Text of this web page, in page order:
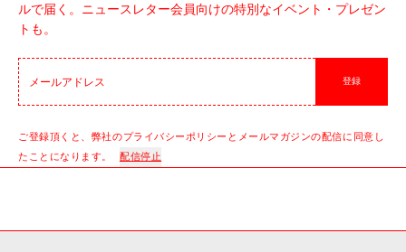
ルで届く。ニュースレター会員向けの特別なイベント・プレゼン
トも。
登録
ご登録頂くと、弊社のプライバシーポリシーとメールマガジンの配信に同意し
たことになります。
配信停止